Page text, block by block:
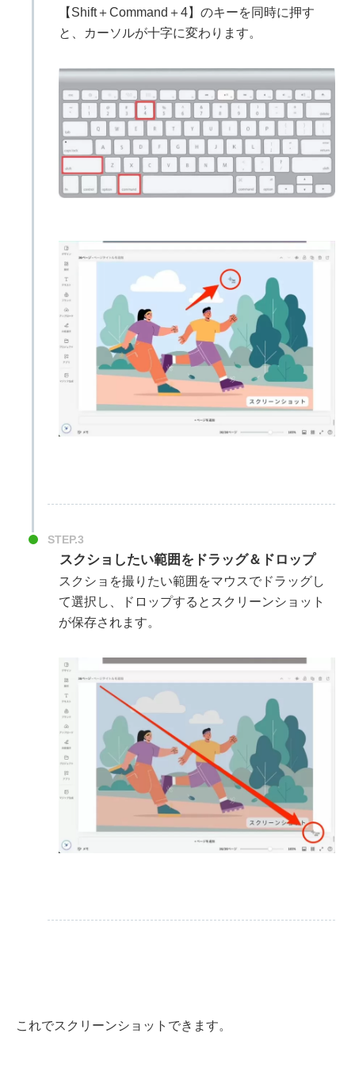
【Shift＋Command＋4】のキーを同時に押す
と、カーソルが十字に変わります。
STEP.3
スクショしたい範囲をドラッグ＆ドロップ
スクショを撮りたい範囲をマウスでドラッグし
て選択し、ドロップするとスクリーンショット
が保存されます。
これでスクリーンショットできます。